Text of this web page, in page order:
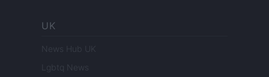
UK
News Hub UK
Lgbtq News